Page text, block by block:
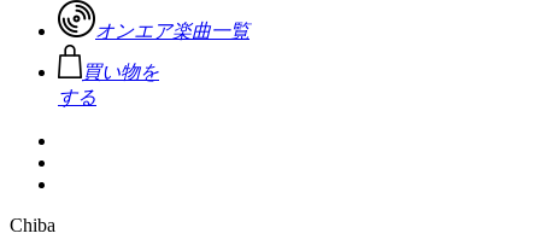
オンエア楽曲一覧
買い物を
する
Chiba